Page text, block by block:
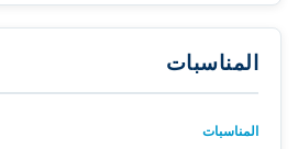
المناسبات
المناسبات